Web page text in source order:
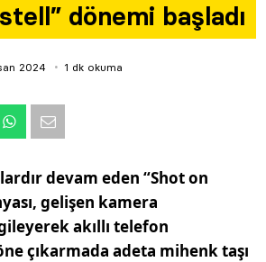
dönemi başladı
2024 1 dk okuma
devam eden “Shot on
gelişen kamera
akıllı telefon
çıkarmada adeta mihenk taşı